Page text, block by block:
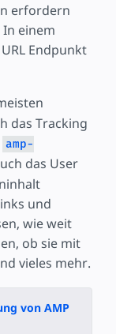
erfordern
einem
Endpunkt
das Tracking
amp-
das User
und
wie weit
ob sie mit
vieles mehr.
von AMP